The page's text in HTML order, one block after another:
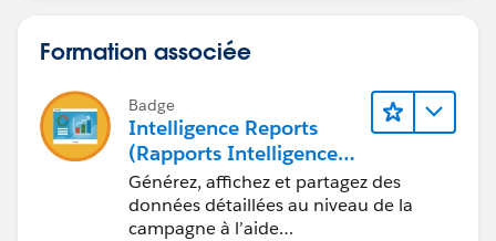
Formation associée
Badge
Intelligence Reports
(Rapports Intelligence)
pour Engagement
Générez, affichez et partagez des
données détaillées au niveau de la
campagne à l’aide